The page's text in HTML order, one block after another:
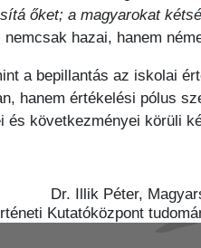
őket; a magyarokat
hazai, hanem
a bepillantás az iskolai
hanem értékelési pólus
következményei körüli
Dr. Illik Péter,
Kutatóközpont